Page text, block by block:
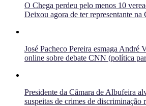
O Chega perdeu pelo menos 10
Deixou agora de ter representante na
José Pacheco Pereira esmaga André
online sobre debate CNN (política
Presidente da Câmara de Albufeira
suspeitas de crimes de discriminação